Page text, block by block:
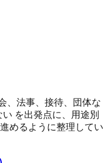
、法事、接待、団体な
を出発点に、用途別
めるように整理してい